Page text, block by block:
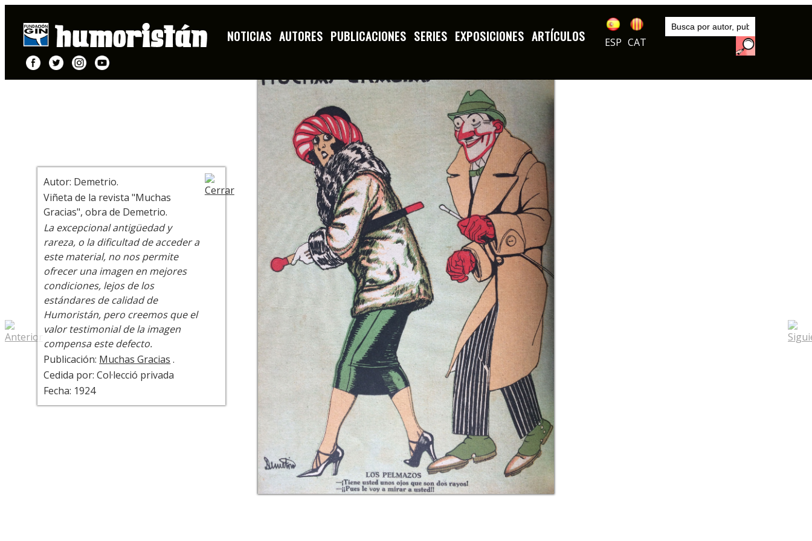
NOTICIAS AUTORES PUBLICACIONES SERIES EXPOSICIONES ARTÍCULOS ESP CAT
Publicaciones
Muchas Gracias
+ INFO
Autor: Demetrio.
Viñeta de la revista "Muchas
Gracias", obra de Demetrio.
La excepcional antigüedad y
rareza, o la dificultad de acceder a
este material, no nos permite
ofrecer una imagen en mejores
condiciones, lejos de los
estándares de calidad de
Humoristán, pero creemos que el
valor testimonial de la imagen
compensa este defecto.
Publicación: Muchas Gracias .
Cedida por: Col·lecció privada
Fecha: 1924